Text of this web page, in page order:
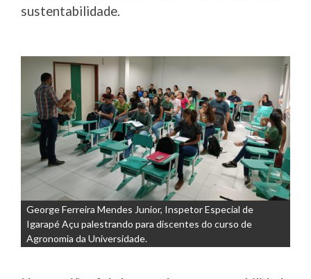
sustentabilidade.
George Ferreira Mendes Junior, Inspetor Especial de
Igarapé Açu palestrando para discentes do curso de
Agronomia da Universidade.